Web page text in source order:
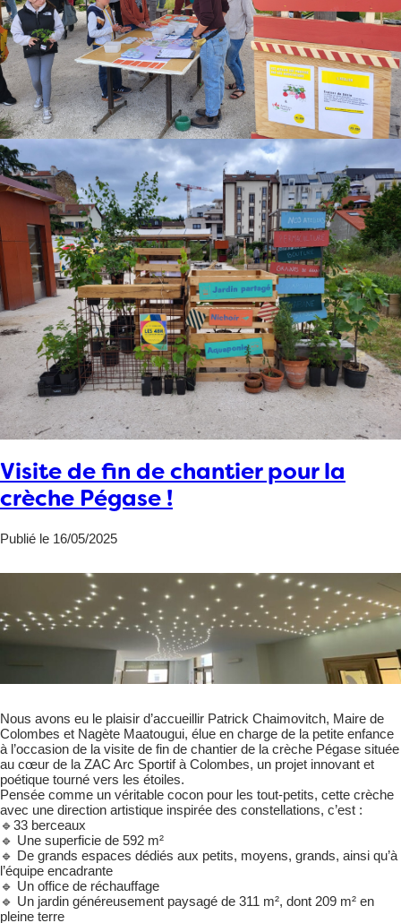
Visite de fin de chantier pour la
crèche Pégase !
Publié le 16/05/2025
Nous avons eu le plaisir d’accueillir Patrick Chaimovitch, Maire de
Colombes et Nagète Maatougui, élue en charge de la petite enfance
à l’occasion de la visite de fin de chantier de la crèche Pégase située
au cœur de la ZAC Arc Sportif à Colombes, un projet innovant et
poétique tourné vers les étoiles.
Pensée comme un véritable cocon pour les tout-petits, cette crèche
avec une direction artistique inspirée des constellations, c’est :
🔹33 berceaux
🔹 Une superficie de 592 m²
🔹 De grands espaces dédiés aux petits, moyens, grands, ainsi qu’à
l’équipe encadrante
🔹 Un office de réchauffage
🔹 Un jardin généreusement paysagé de 311 m², dont 209 m² en
pleine terre